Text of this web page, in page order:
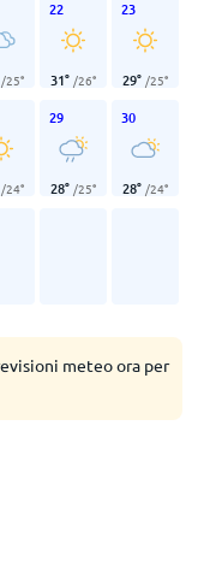
/25°
22
31° /26°
23
29° /25°
/24°
29
28° /25°
30
28° /24°
meteo ora per